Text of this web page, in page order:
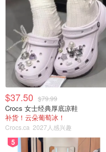
$37.50 $79.99
Crocs 女士经典厚底凉鞋
补货！云朵葡萄冰！
Crocs.ca 2027人感兴趣
5